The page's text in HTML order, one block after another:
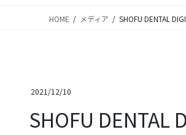
HOME メディア SHOFU DENTAL
2021/12/10
SHOFU DENTAL